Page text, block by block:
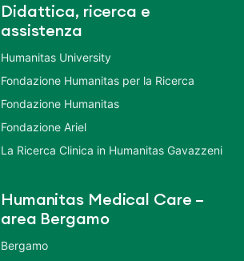
Didattica, ricerca e
assistenza
Humanitas University
Fondazione Humanitas per la Ricerca
Fondazione Humanitas
Fondazione Ariel
La Ricerca Clinica in Humanitas Gavazzeni
Humanitas Medical Care –
area Bergamo
Bergamo